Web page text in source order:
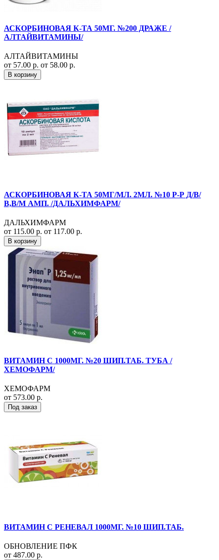
АСКОРБИНОВАЯ К-ТА 50МГ. №200 ДРАЖЕ /
АЛТАЙВИТАМИНЫ/
АЛТАЙВИТАМИНЫ
от 57.00 р. от 58.00 р.
В корзину
АСКОРБИНОВАЯ К-ТА 50МГ/МЛ. 2МЛ. №10 Р-Р Д/В/
В,В/М АМП. /ДАЛЬХИМФАРМ/
ДАЛЬХИМФАРМ
от 115.00 р. от 117.00 р.
В корзину
ВИТАМИН С 1000МГ. №20 ШИП.ТАБ. ТУБА /
ХЕМОФАРМ/
ХЕМОФАРМ
от 573.00 р.
Под заказ
ВИТАМИН С РЕНЕВАЛ 1000МГ. №10 ШИП.ТАБ.
ОБНОВЛЕНИЕ ПФК
от 487.00 р.